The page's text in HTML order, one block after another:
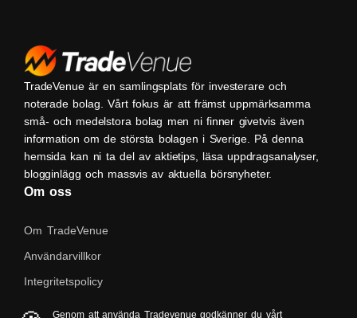
TradeVenue är en samlingsplats för investerare och
noterade bolag. Vårt fokus är att främst uppmärksamma
små- och medelstora bolag men ni finner givetvis även
information om de största bolagen i Sverige. På denna
hemsida kan ni ta del av aktietips, läsa uppdragsanalyser,
blogginlägg och massvis av aktuella börsnyheter.
Om oss
Om TradeVenue
Användarvillkor
Integritetspolicy
Genom att använda Tradevenue godkänner du vårt